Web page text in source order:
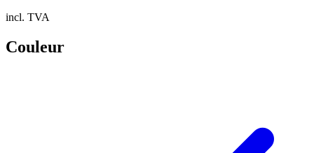
incl. TVA
Couleur